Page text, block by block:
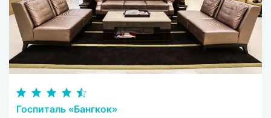
Госпиталь «Бангкок»